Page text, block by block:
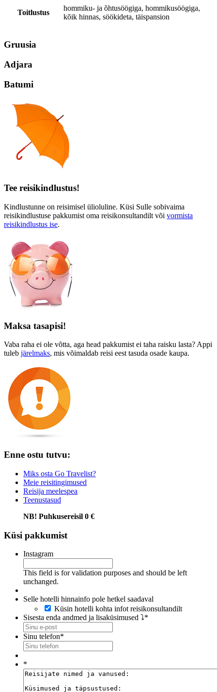
Toitlustus
hommiku- ja õhtusöögiga, hommikusöögiga,
kõik hinnas, söökideta, täispansion
Gruusia
Adjara
Batumi
Tee reisikindlustus!
Kindlustunne on reisimisel ülioluline. Küsi Sulle sobivaima
reisikindlustuse pakkumist oma reisikonsultandilt või vormista
reisikindlustus ise.
Maksa tasapisi!
Vaba raha ei ole võtta, aga head pakkumist ei taha raisku lasta? Appi
tuleb järelmaks, mis võimaldab reisi eest tasuda osade kaupa.
Enne ostu tutvu:
Miks osta Go Travelist?
Meie reisitingimused
Reisija meelespea
Teenustasud
NB! Puhkusereisil 0 €
Küsi pakkumist
Instagram
This field is for validation purposes and should be left
unchanged.
Selle hotelli hinnainfo pole hetkel saadaval
Küsin hotelli kohta infot reisikonsultandilt
Sisesta enda andmed ja lisaküsimused ⤵*
Sinu telefon*
*